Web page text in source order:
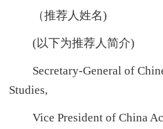
（推荐人姓名)
(以下为推荐人简介)
Secretary-General of
Studies,
Vice President of China